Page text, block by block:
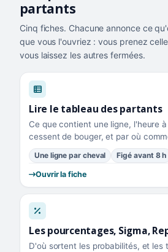
partants
Cinq fiches. Chacune annonce ce
que vous l'ouvriez : vous prenez
vous laissez les autres fermées.
Lire le tableau des partants
Ce que contient une ligne, l'heure
cessent de bouger, et par où
Une ligne par cheval Figé avant 8 h
Ouvrir la fiche
Les pourcentages, Sigma,
D'où sortent les probabilités, et les